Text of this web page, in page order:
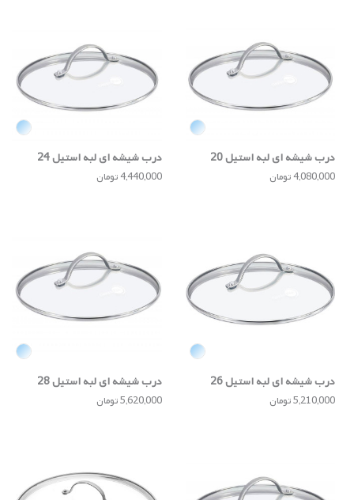
درب شیشه ای لبه استیل 20
سانتی
4,080,000 تومان
درب شیشه ای لبه استیل 24
سانتی
4,440,000 تومان
درب شیشه ای لبه استیل 26
سانتی
5,210,000 تومان
درب شیشه ای لبه استیل 28
سانتی
5,620,000 تومان